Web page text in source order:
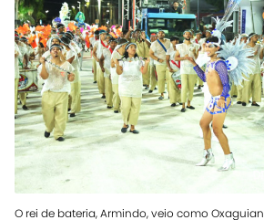
O rei de bateria, Armindo, veio como Oxaguian